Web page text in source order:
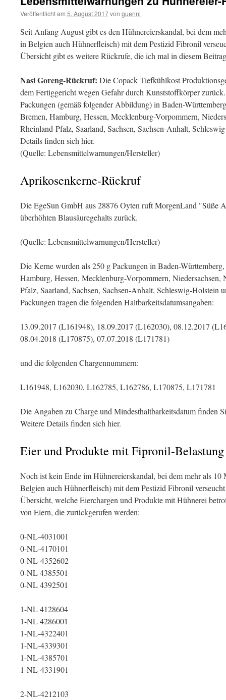
Veröffentlicht am 5. August 2017von guenni
Seit Anfang August gibt es den Hühnereierskandal, bei dem
in Belgien auch Hühnerfleisch) mit dem Pestizid Fibronil
Übersicht gibt es weitere Rückrufe, die ich mal in diesem
Nasi Goreng-Rückruf: Die Copack Tiefkühlkost
dem Fertiggericht wegen Gefahr durch Kunststoffkörper
Packungen (gemäß folgender Abbildung) in Baden-
Bremen, Hamburg, Hessen, Mecklenburg-Vorpommern,
Rheinland-Pfalz, Saarland, Sachsen, Sachsen-Anhalt,
Details finden sich hier.
(Quelle: Lebensmittelwarnungen/Hersteller)
Aprikosenkerne-Rückruf
Die EgeSun GmbH aus 28876 Oyten ruft MorgenLand "Süße
überhöhten Blausäuregehalts zurück.
(Quelle: Lebensmittelwarnungen/Hersteller)
Die Kerne wurden als 250 g Packungen in Baden-
Hamburg, Hessen, Mecklenburg-Vorpommern, Niedersachsen,
Pfalz, Saarland, Sachsen, Sachsen-Anhalt, Schleswig-Holstein
Packungen tragen die folgenden Haltbarkeitsdatumsangaben:
13.09.2017 (L161948), 18.09.2017 (L162030), 08.12.2017
08.04.2018 (L170875), 07.07.2018 (L171781)
und die folgenden Chargennummern:
L161948, L162030, L162785, L162786, L170875, L171781
Die Angaben zu Charge und Mindesthaltbarkeitsdatum finden
Weitere Details finden sich hier.
Eier und Produkte mit Fipronil-Belastung
Noch ist kein Ende im Hühnereierskandal, bei dem mehr als
Belgien auch Hühnerfleisch) mit dem Pestizid Fibronil
Übersicht, welche Eierchargen und Produkte mit Hühnerei
von Eiern, die zurückgerufen werden:
0-NL-4031001
0-NL-4170101
0-NL-4352602
0-NL 4385501
0-NL 4392501
1-NL 4128604
1-NL 4286001
1-NL-4322401
1-NL-4339301
1-NL-4385701
1-NL-4331901
2-NL-4212103